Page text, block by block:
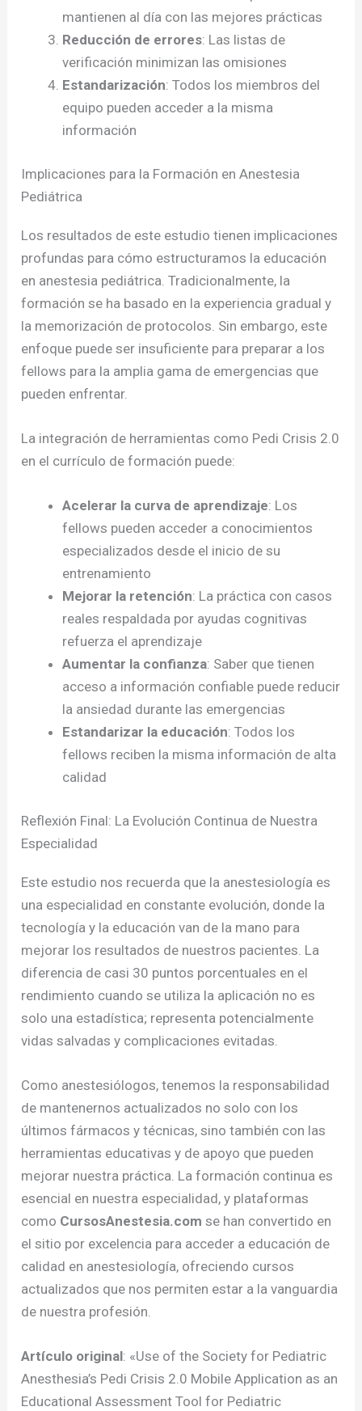
mantienen al día con las mejores prácticas
Reducción de errores: Las listas de
verificación minimizan las omisiones
Estandarización: Todos los miembros del
equipo pueden acceder a la misma
información
Implicaciones para la Formación en Anestesia
Pediátrica
Los resultados de este estudio tienen implicaciones
profundas para cómo estructuramos la educación
en anestesia pediátrica. Tradicionalmente, la
formación se ha basado en la experiencia gradual y
la memorización de protocolos. Sin embargo, este
enfoque puede ser insuficiente para preparar a los
fellows para la amplia gama de emergencias que
pueden enfrentar.
La integración de herramientas como Pedi Crisis 2.0
en el currículo de formación puede:
Acelerar la curva de aprendizaje: Los
fellows pueden acceder a conocimientos
especializados desde el inicio de su
entrenamiento
Mejorar la retención: La práctica con casos
reales respaldada por ayudas cognitivas
refuerza el aprendizaje
Aumentar la confianza: Saber que tienen
acceso a información confiable puede reducir
la ansiedad durante las emergencias
Estandarizar la educación: Todos los
fellows reciben la misma información de alta
calidad
Reflexión Final: La Evolución Continua de Nuestra
Especialidad
Este estudio nos recuerda que la anestesiología es
una especialidad en constante evolución, donde la
tecnología y la educación van de la mano para
mejorar los resultados de nuestros pacientes. La
diferencia de casi 30 puntos porcentuales en el
rendimiento cuando se utiliza la aplicación no es
solo una estadística; representa potencialmente
vidas salvadas y complicaciones evitadas.
Como anestesiólogos, tenemos la responsabilidad
de mantenernos actualizados no solo con los
últimos fármacos y técnicas, sino también con las
herramientas educativas y de apoyo que pueden
mejorar nuestra práctica. La formación continua es
esencial en nuestra especialidad, y plataformas
como CursosAnestesia.com se han convertido en
el sitio por excelencia para acceder a educación de
calidad en anestesiología, ofreciendo cursos
actualizados que nos permiten estar a la vanguardia
de nuestra profesión.
Artículo original: «Use of the Society for Pediatric
Anesthesia’s Pedi Crisis 2.0 Mobile Application as an
Educational Assessment Tool for Pediatric